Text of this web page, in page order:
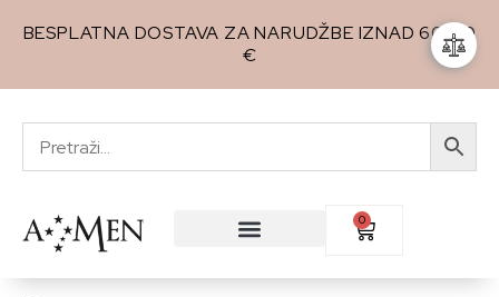
BESPLATNA DOSTAVA ZA NARUDŽBE IZNAD 60,00
€
0